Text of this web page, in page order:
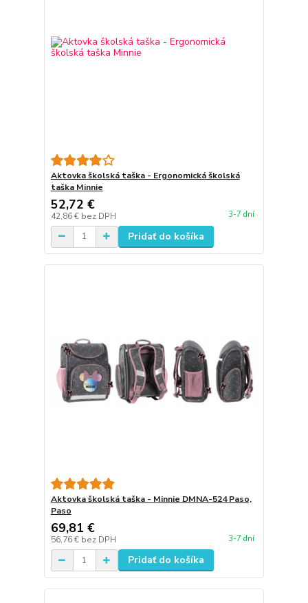
Aktovka školská taška - Ergonomická školská
taška Minnie
52,72 €
42,86 € bez DPH 3-7 dní
Pridať do košíka
Aktovka školská taška - Minnie DMNA-524 Paso,
Paso
69,81 €
56,76 € bez DPH 3-7 dní
Pridať do košíka